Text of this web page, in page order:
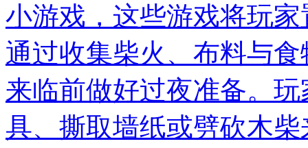
小游戏，这些游戏将玩
通过收集柴火、布料与
来临前做好过夜准备。
具、撕取墙纸或劈砍木